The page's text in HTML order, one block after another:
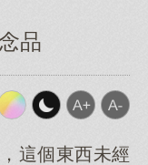
品
這個東西未經